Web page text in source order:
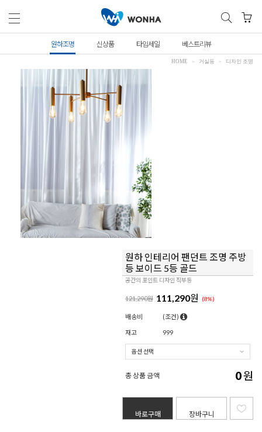
원하조명 신상품 타임세일 베스트리뷰
HOME 거실등 디자인 조명
원하 인테리어 팬던트 조명 주방
등 보이드 5등 골드
공간의 포인트 디자인 직부등
121,290원 111,290원 (8%)
배송비 (조건)
재고 999
총 상품 금액 0원
바로구매 장바구니